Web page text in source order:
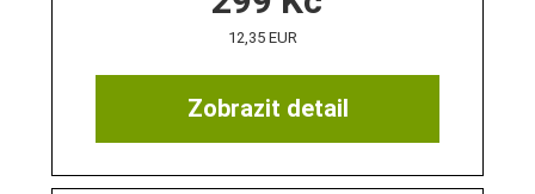
Zobrazit detail
12,35 EUR